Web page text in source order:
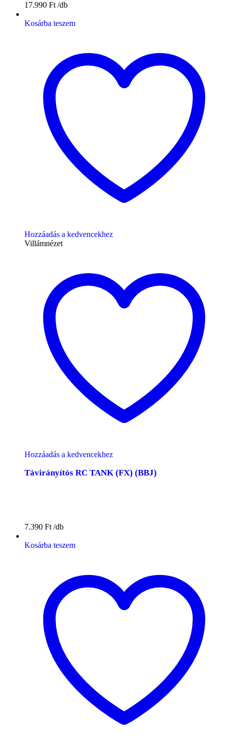
17.990 Ft
Kosárba teszem
Hozzáadás a kedvencekhez
Villámnézet
Hozzáadás a kedvencekhez
Távirányítós RC TANK (FX) (BBJ)
7.390 Ft
Kosárba teszem